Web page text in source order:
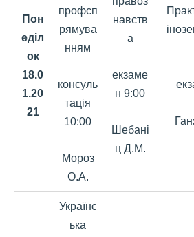
Пон
еділ
ок
18.0
1.20
21
профсп
рямува
нням
консуль
тація
10:00
Мороз
О.А.
навств
а
екзаме
н 9:00
Шебані
ц Д.М.
Українс
ька